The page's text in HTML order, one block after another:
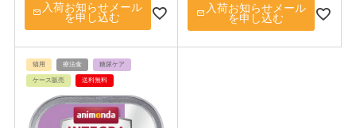
入荷お知らせメール
を申し込む
入荷お知らせメール
を申し込む
猫用 療法食 糖尿ケア
ケース販売 送料無料